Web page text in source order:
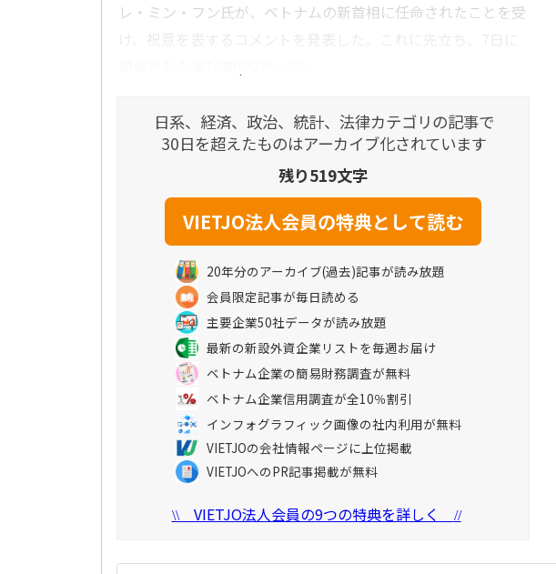
レ・ミン・フン氏が、ベトナムの新首相に任命されたことを受
日系、経済、政治、統計、法律カテゴリの記事で
30日を超えたものはアーカイブ化されています
残り519文字
20年分のアーカイブ(過去)記事が読み放題
会員限定記事が毎日読める
主要企業50社データが読み放題
最新の新設外資企業リストを毎週お届け
ベトナム企業の簡易財務調査が無料
ベトナム企業信用調査が全10％割引
インフォグラフィック画像の社内利用が無料
VIETJOの会社情報ページに上位掲載
VIETJOへのPR記事掲載が無料
\\VIETJO法人会員の9つの特典を詳しく //